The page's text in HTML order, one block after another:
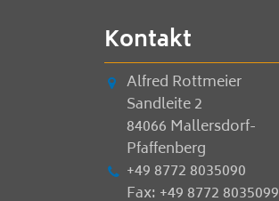
Kontakt
Alfred Rottmeier
Sandleite 2
84066 Mallersdorf-
Pfaffenberg
+49 8772 8035090
Fax: +49 8772 8035099